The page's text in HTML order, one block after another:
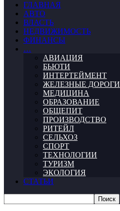
ГЛАВНАЯ
АВТО
ВЛАСТЬ
НЕДВИЖИМОСТЬ
ФИНАНСЫ
…
АВИАЦИЯ
БЬЮТИ
ИНТЕРТЕЙМЕНТ
ЖЕЛЕЗНЫЕ ДОРОГИ
МЕДИЦИНА
ОБРАЗОВАНИЕ
ОБЩЕПИТ
ПРОИЗВОДСТВО
РИТЕЙЛ
СЕЛЬХОЗ
СПОРТ
ТЕХНОЛОГИИ
ТУРИЗМ
ЭКОЛОГИЯ
СТАТЬИ